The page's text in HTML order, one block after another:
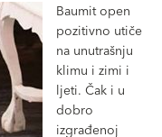
Baumit open
pozitivno utiče
na unutrašnju
klimu i zimi i
ljeti. Čak i u
dobro
izgrađenoj